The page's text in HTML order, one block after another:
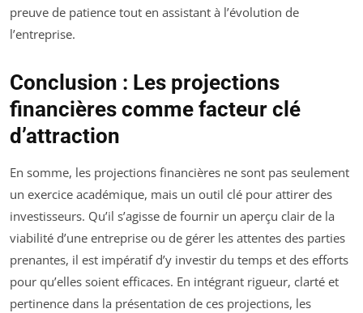
preuve de patience tout en assistant à l’évolution de
l’entreprise.
Conclusion : Les projections
financières comme facteur clé
d’attraction
En somme, les projections financières ne sont pas seulement
un exercice académique, mais un outil clé pour attirer des
investisseurs. Qu’il s’agisse de fournir un aperçu clair de la
viabilité d’une entreprise ou de gérer les attentes des parties
prenantes, il est impératif d’y investir du temps et des efforts
pour qu’elles soient efficaces. En intégrant rigueur, clarté et
pertinence dans la présentation de ces projections, les